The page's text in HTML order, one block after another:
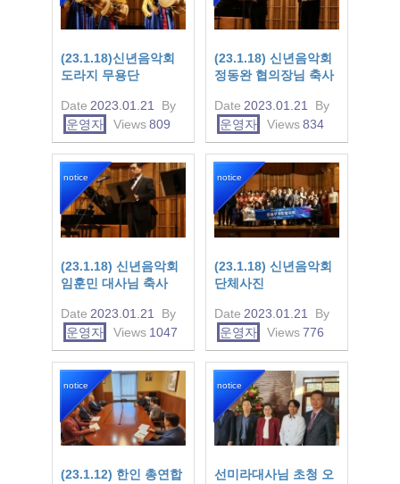
(23.1.18)신년음악회
도라지 무용단
Date 2023.01.21
By
운영자
Views809
(23.1.18) 신년음악회
정동완 협의장님 축사
Date 2023.01.21
By
운영자
Views834
notice
(23.1.18) 신년음악회
임훈민 대사님 축사
Date 2023.01.21
By
운영자
Views 1047
notice
(23.1.18) 신년음악회
단체사진
Date 2023.01.21
By
운영자
Views776
notice
(23.1.12) 한인 총연합
notice
선미라대사님 초청 오